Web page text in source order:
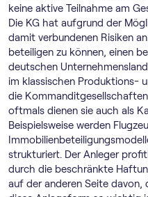
keine aktive Teilnahme am
Die KG hat aufgrund der
damit verbundenen Risiken
beteiligen zu können, einen
deutschen
im klassischen Produktions-
die
oftmals dienen sie auch als
Beispielsweise werden
strukturiert. Der Anleger
durch die beschränkte
auf der anderen Seite davon,